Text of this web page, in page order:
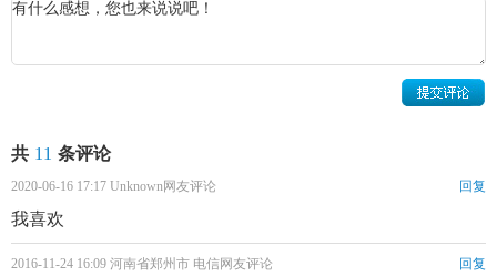
共 11 条评论
2020-06-16 17:17 Unknown网友评论 回复
我喜欢
2016-11-24 16:09 河南省郑州市 电信网友评论 回复